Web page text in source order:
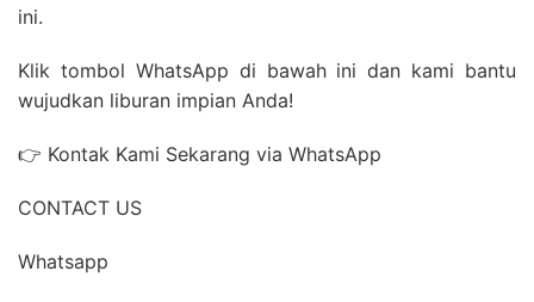
ini.
Klik tombol WhatsApp di bawah ini dan kami bantu
wujudkan liburan impian Anda!
👉 Kontak Kami Sekarang via WhatsApp
CONTACT US
Whatsapp